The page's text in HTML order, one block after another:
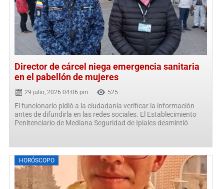
Director de cárcel niega emergencia sanitaria
en el pabellón de mujeres
29 julio, 2026 04:06 pm 525
El funcionario pidió a la ciudadanía verificar la información
antes de difundirla en las redes sociales. El Establecimiento
Penitenciario de Mediana Seguridad de Ipiales desmintió
HORÓSCOPO
Posted
on